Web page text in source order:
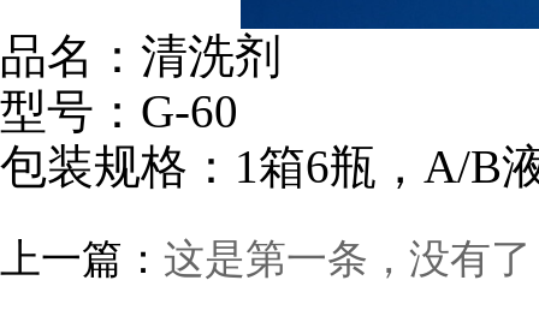
品名：清洗剂
型号：G-60
包装规格：1箱6瓶，A/B
上一篇： 这是第一条，没有了